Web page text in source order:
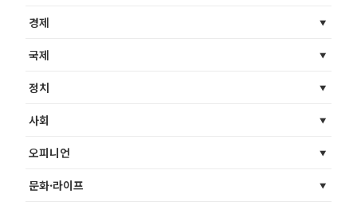
경제
국제
정치
사회
오피니언
문화·라이프